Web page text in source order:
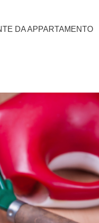
DA APPARTAMENTO